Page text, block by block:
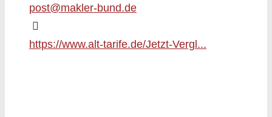
post@makler-bund.de
https://www.alt-tarife.de/Jetzt-Vergl...